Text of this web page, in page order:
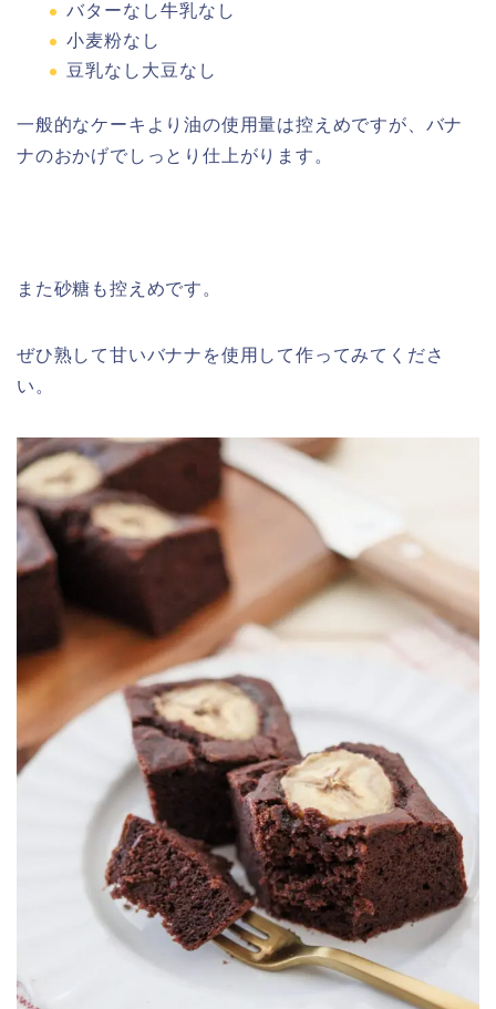
バターなし牛乳なし
小麦粉なし
豆乳なし大豆なし
一般的なケーキより油の使用量は控えめですが、バナ
ナのおかげでしっとり仕上がります。
また砂糖も控えめです。
ぜひ熟して甘いバナナを使用して作ってみてくださ
い。